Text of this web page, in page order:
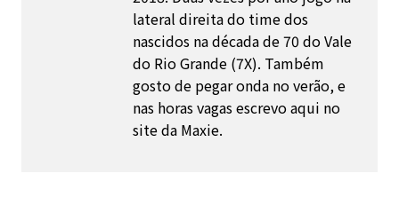
lateral direita do time dos
nascidos na década de 70 do Vale
do Rio Grande (7X). Também
gosto de pegar onda no verão, e
nas horas vagas escrevo aqui no
site da Maxie.